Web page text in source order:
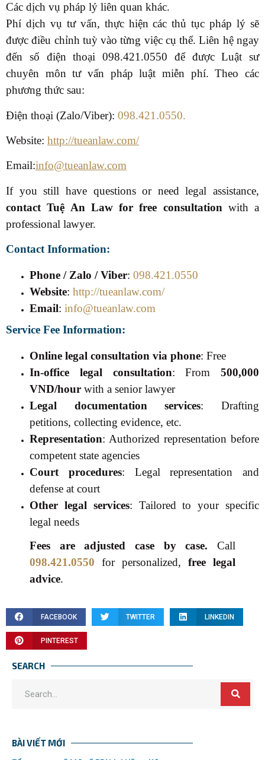
Các dịch vụ pháp lý liên quan khác.
Phí dịch vụ tư vấn, thực hiện các thủ tục pháp lý sẽ
được điều chỉnh tuỳ vào từng việc cụ thể. Liên hệ ngay
đến số điện thoại 098.421.0550 để được Luật sư
chuyên môn tư vấn pháp luật miễn phí. Theo các
phương thức sau:
Điện thoại (Zalo/Viber): 098.421.0550.
Website: http://tueanlaw.com/
Email:info@tueanlaw.com
If you still have questions or need legal assistance,
contact Tuệ An Law for free consultation with a
professional lawyer.
Contact Information:
Phone / Zalo / Viber: 098.421.0550
Website: http://tueanlaw.com/
Email: info@tueanlaw.com
Service Fee Information:
Online legal consultation via phone: Free
In-office legal consultation: From 500,000
VND/hour with a senior lawyer
Legal documentation services: Drafting
petitions, collecting evidence, etc.
Representation: Authorized representation before
competent state agencies
Court procedures: Legal representation and
defense at court
Other legal services: Tailored to your specific
legal needs
Fees are adjusted case by case. Call
098.421.0550 for personalized, free legal
advice.
FACEBOOK TWITTER LINKEDIN
PINTEREST
SEARCH
BÀI VIẾT MỚI